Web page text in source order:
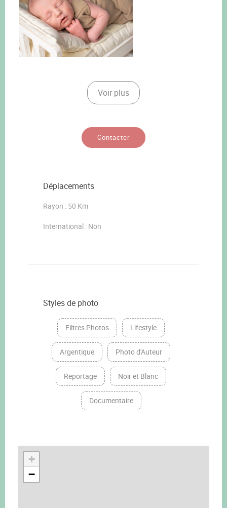
Voir plus
Contacter
Déplacements
Rayon : 50 Km
International : Non
Styles de photo
Filtres Photos Lifestyle
Argentique Photo d'Auteur
Reportage Noir et Blanc
Documentaire
+
−